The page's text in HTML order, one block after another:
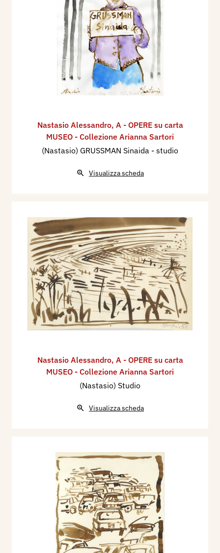
Nastasio Alessandro, A - OPERE su carta
MUSEO - Collezione Arianna Sartori
(Nastasio) GRUSSMAN Sinaida - studio
Visualizza scheda
Nastasio Alessandro, A - OPERE su carta
MUSEO - Collezione Arianna Sartori
(Nastasio) Studio
Visualizza scheda